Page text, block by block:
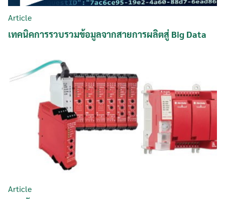
Article
เทคนิคการรวบรวมข้อมูลจากสายการผลิตสู่ Big Data
Article